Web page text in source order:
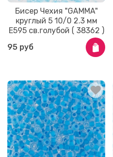
Бисер Чехия "GAMMA"
круглый 5 10/0 2.3 мм
E595 св.голубой ( 38362 )
95 руб